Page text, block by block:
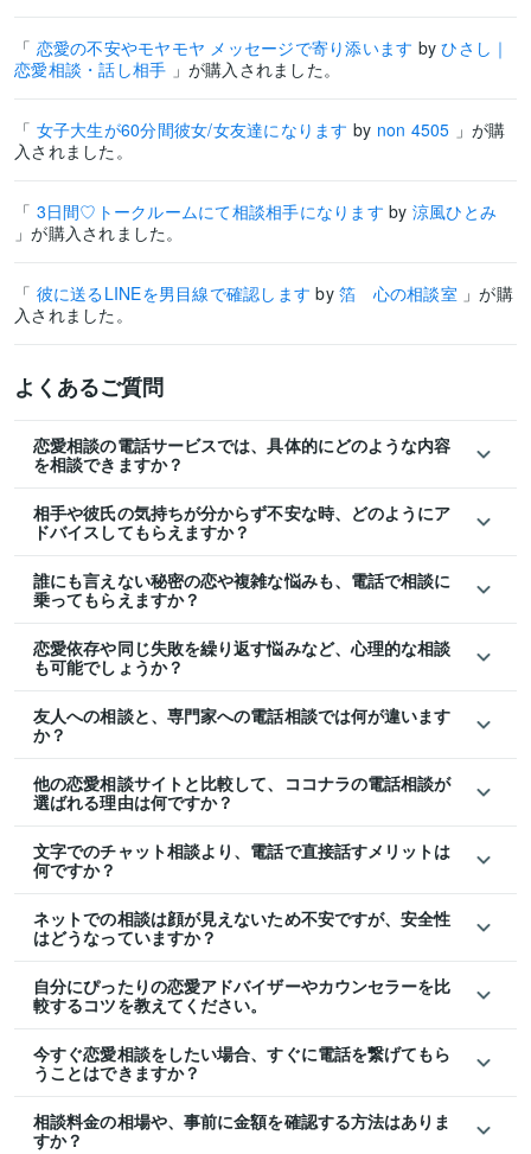
「 恋愛の不安やモヤモヤ メッセージで寄り添います byひさし｜
恋愛相談・話し相手 」が購入されました。
「 女子大生が60分間彼女/女友達になります by non 4505 」が購
入されました。
「 3日間♡トークルームにて相談相手になります by 涼風ひとみ
」が購入されました。
「 彼に送るLINEを男目線で確認しますby 箔 心の相談室 」が購
入されました。
よくあるご質問
恋愛相談の電話サービスでは、具体的にどのような内容
を相談できますか？
相手や彼氏の気持ちが分からず不安な時、どのようにア
ドバイスしてもらえますか？
誰にも言えない秘密の恋や複雑な悩みも、電話で相談に
乗ってもらえますか？
恋愛依存や同じ失敗を繰り返す悩みなど、心理的な相談
も可能でしょうか？
友人への相談と、専門家への電話相談では何が違います
か？
他の恋愛相談サイトと比較して、ココナラの電話相談が
選ばれる理由は何ですか？
文字でのチャット相談より、電話で直接話すメリットは
何ですか？
ネットでの相談は顔が見えないため不安ですが、安全性
はどうなっていますか？
自分にぴったりの恋愛アドバイザーやカウンセラーを比
較するコツを教えてください。
今すぐ恋愛相談をしたい場合、すぐに電話を繋げてもら
うことはできますか？
相談料金の相場や、事前に金額を確認する方法はありま
すか？